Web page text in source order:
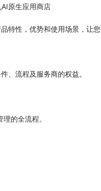
原生应用商店
特性，优势和使用场景，让您
、流程及服务商的权益。
的全流程。